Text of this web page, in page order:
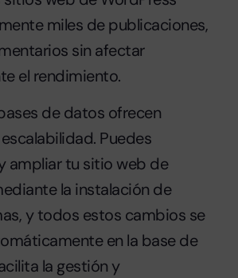
miles de publicaciones,
sin afectar
el rendimiento.
de datos ofrecen
Puedes
ampliar tu sitio web de
la instalación de
y todos estos cambios se
en la base de
la gestión y